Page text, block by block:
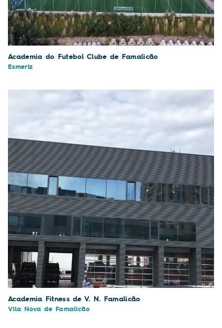
Academia do Futebol Clube de Famalicão
Esmeriz
Academia Fitness de V. N. Famalicão
Vila Nova de Famalicão